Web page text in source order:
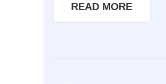
READ MORE